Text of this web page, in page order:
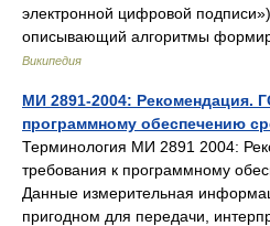
электронной цифровой
описывающий алгоритмы
Википедия
МИ 2891-2004: Рекомендация.
программному обеспечению
Терминология МИ 2891 2004:
требования к программному
Данные измерительная
пригодном для передачи,